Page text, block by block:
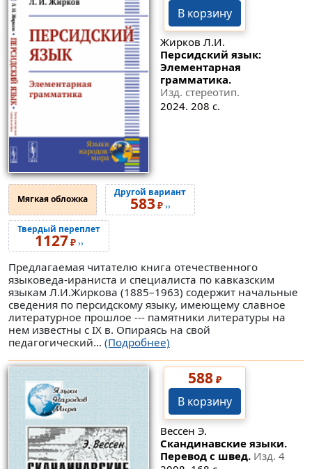
В корзину
Жирков Л.И.
Персидский язык:
Элементарная
грамматика.
Изд. стереотип.
2024. 208 с.
Мягкая обложка
Другой вариант
583₽››
Твердый переплет
1127₽››
Предлагаемая читателю книга отечественного
языковеда-ираниста и специалиста по кавказским
языкам Л.И.Жиркова (1885–1963) содержит начальные
сведения по персидскому языку, имеющему славное
литературное прошлое --- памятники литературы на
нем известны с IX в. Опираясь на свой
педагогический... (Подробнее)
588₽
В корзину
Вессен Э.
Скандинавские языки.
Перевод с швед. Изд. 4